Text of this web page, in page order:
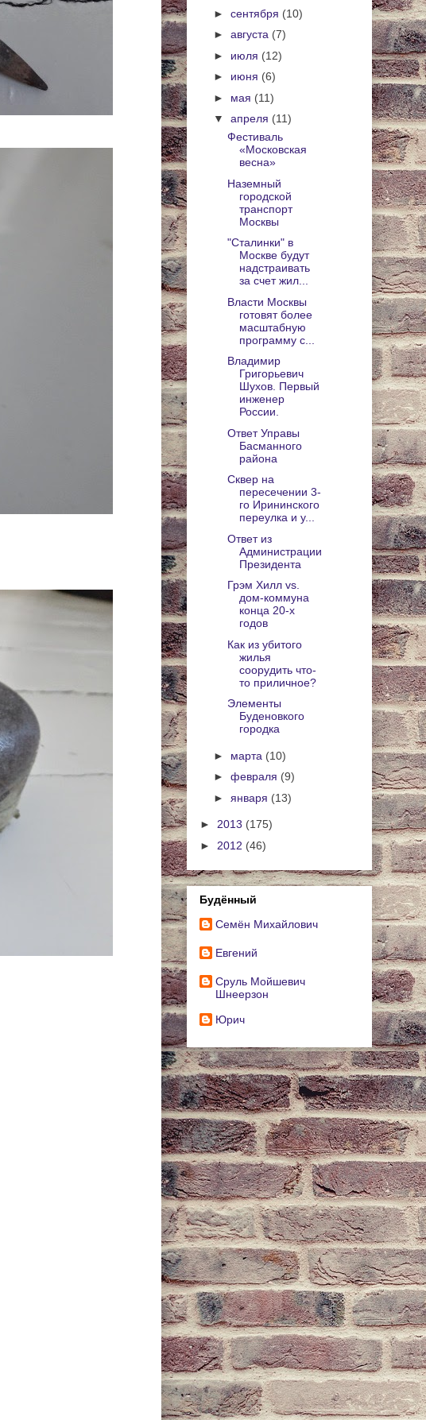
► сентября (10)
► августа (7)
► июля (12)
► июня (6)
► мая (11)
▼ апреля (11)
Фестиваль
«Московская
весна»
Наземный
городской
транспорт
Москвы
"Сталинки" в
Москве будут
надстраивать
за счет жил...
Власти Москвы
готовят более
масштабную
программу с...
Владимир
Григорьевич
Шухов. Первый
инженер
России.
Ответ Управы
Басманного
района
Сквер на
пересечении 3-
го Ирининского
переулка и у...
Ответ из
Администрации
Президента
Грэм Хилл vs.
дом-коммуна
конца 20-х
годов
Как из убитого
жилья
соорудить что-
то приличное?
Элементы
Буденовкого
городка
► марта (10)
► февраля (9)
► января (13)
► 2013 (175)
► 2012 (46)
Будённый
Cемён Михайлович
Евгений
Сруль Мойшевич
Шнеерзон
Юрич